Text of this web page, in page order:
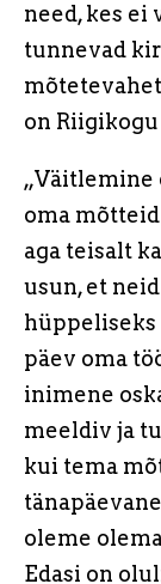
need, kes
tunnevad
on
„Väitlemine
oma
aga teisalt
usun, et
hüppeliseks
päev oma
inimene
meeldiv ja
kui tema
oleme
Edasi on